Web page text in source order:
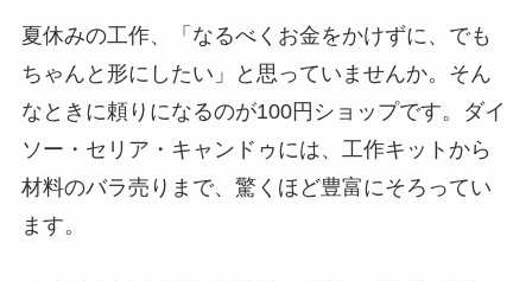
夏休みの工作、「なるべくお金をかけずに、でも
ちゃんと形にしたい」と思っていませんか。そん
なときに頼りになるのが100円ショップです。ダイ
ソー・セリア・キャンドゥには、工作キットから
材料のバラ売りまで、驚くほど豊富にそろってい
ます。